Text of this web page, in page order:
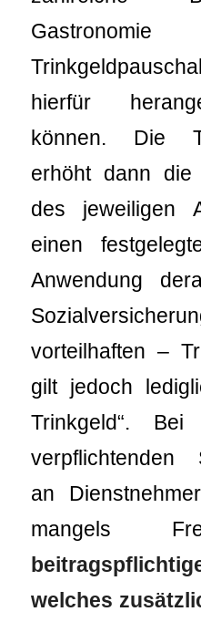
hierfür
können. Die
erhöht dann die
des jeweiligen
einen
Anwendung
vorteilhaften –
gilt jedoch
Trinkgeld“.
verpflichtenden
an
mangels
welches